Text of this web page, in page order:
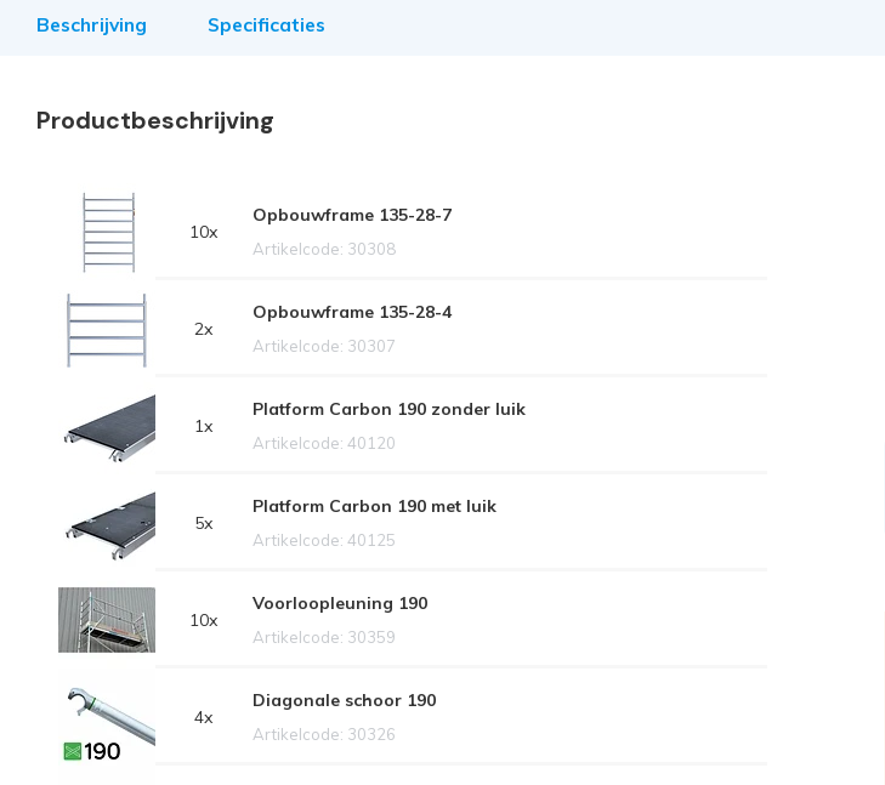
Beschrijving Specificaties
Productbeschrijving
10x
Opbouwframe 135-28-7
Artikelcode: 30308
2x
Opbouwframe 135-28-4
Artikelcode: 30307
1x
Platform Carbon 190 zonder luik
Artikelcode: 40120
5x
Platform Carbon 190 met luik
Artikelcode: 40125
10x
Voorloopleuning 190
Artikelcode: 30359
4x
Diagonale schoor 190
Artikelcode: 30326